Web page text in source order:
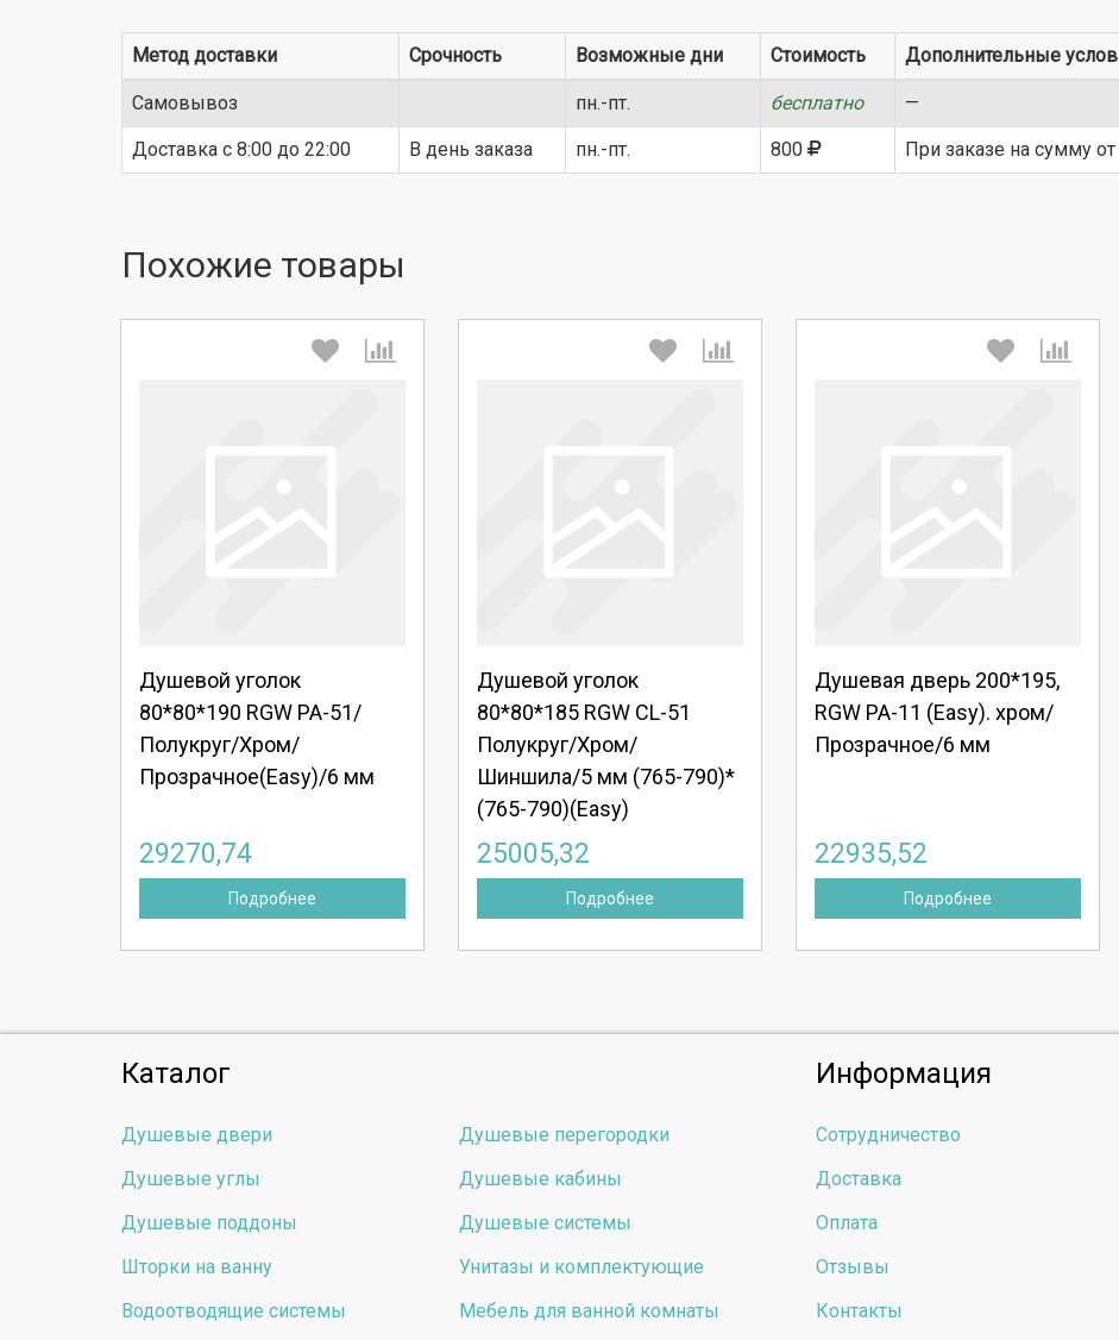
Метод доставки Срочность Возможные дни Стоимость Дополнительные
Самовывоз пн.-пт. бесплатно —
Доставка c 8:00 до 22:00 В день заказа пн.-пт. 800 При заказе на сумму
Похожие товары
Душевой уголок
80*80*190 RGW PA-51/
Полукруг/Хром/
Прозрачное(Easy)/6 мм
29270,74
Подробнее
Продолжить
Душевой уголок
80*80*185 RGW CL-51
Полукруг/Хром/
Шиншила/5 мм (765-790)*
(765-790)(Easy)
25005,32
Подробнее
Продолжить
Душевая дверь 200*195,
RGW PA-11 (Easy). хром/
Прозрачное/6 мм
22935,52
Подробнее
Продолжить Отмена
Каталог
Душевые двери
Душевые перегородки
Душевые углы
Душевые кабины
Душевые поддоны
Душевые системы
Шторки на ванну
Унитазы и комплектующие
Водоотводящие системы
Мебель для ванной комнаты
Информация
Сотрудничество
Доставка
Оплата
Отзывы
Контакты